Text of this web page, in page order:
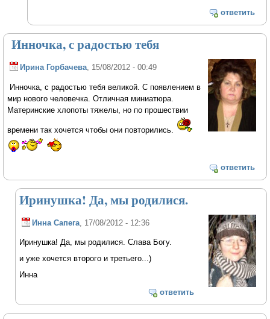
ответить
Инночка, с радостью тебя
Ирина Горбачева , 15/08/2012 - 00:49
Инночка, с радостью тебя великой. С появлением в
мир нового человечка. Отличная миниатюра.
Материнские хлопоты тяжелы, но по прошествии
времени так хочется чтобы они повторились.
ответить
Иринушка! Да, мы родилися.
Инна Сапега , 17/08/2012 - 12:36
Иринушка! Да, мы родилися. Слава Богу.
и уже хочется второго и третьего...)
Инна
ответить